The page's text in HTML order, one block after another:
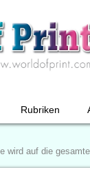
Rubriken
wird auf die